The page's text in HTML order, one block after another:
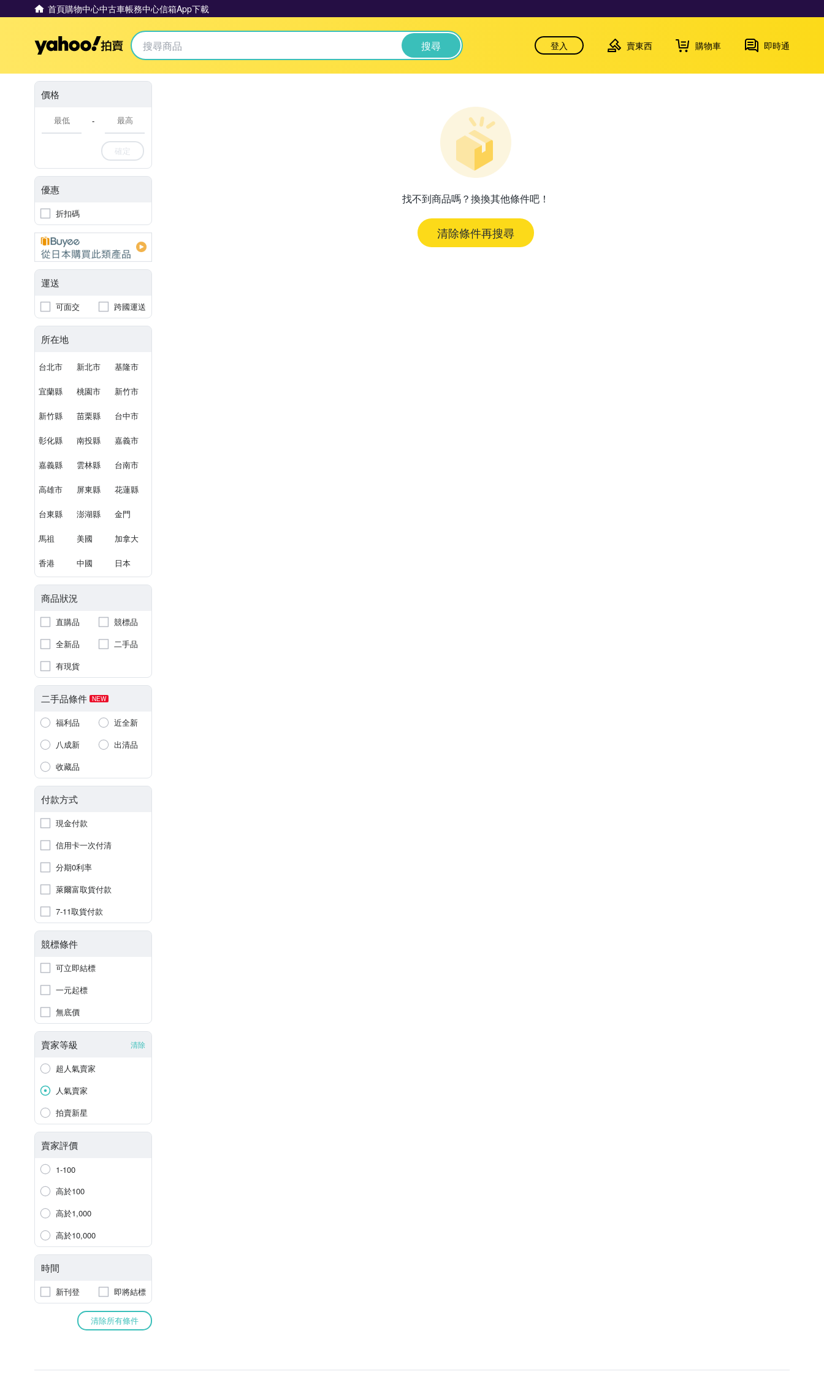
首頁購物中心中古車帳務中心信箱App下載
Yahoo拍賣 搜尋 登入 賣東西 購物車 即時通
價格
-
確定
優惠
折扣碼
運送
可面交 跨國運送
所在地
台北市 新北市 基隆市
宜蘭縣 桃園市 新竹市
新竹縣 苗栗縣 台中市
彰化縣 南投縣 嘉義市
嘉義縣 雲林縣 台南市
高雄市 屏東縣 花蓮縣
台東縣 澎湖縣 金門
馬祖 美國 加拿大
香港 中國 日本
商品狀況
直購品
競標品
全新品
二手品
有現貨
二手品條件 NEW
福利品
近全新
八成新
出清品
收藏品
付款方式
現金付款
信用卡一次付清
分期0利率
萊爾富取貨付款
7-11取貨付款
競標條件
可立即結標
一元起標
無底價
賣家等級 清除
超人氣賣家
人氣賣家
拍賣新星
賣家評價
1-100
高於100
高於1,000
高於10,000
時間
新刊登 即將結標
清除所有條件
找不到商品嗎？換換其他條件吧！
清除條件再搜尋